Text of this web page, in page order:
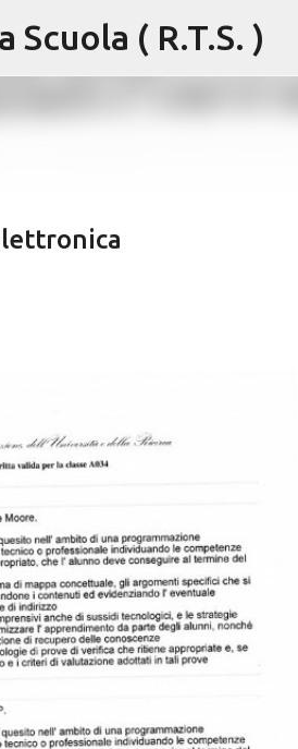
Passa ai contenuti principali
( R.T.S. )